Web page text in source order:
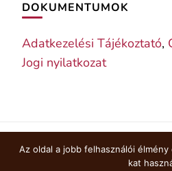
DOKUMENTUMOK
Adatkezelési Tájékoztató,
Jogi nyilatkozat
Az oldal a jobb felhasználói
kat